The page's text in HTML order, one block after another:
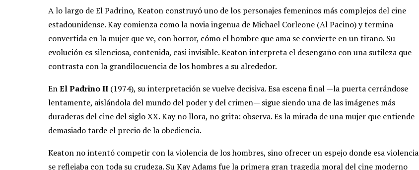
A lo largo de El Padrino, Keaton construyó uno de los personajes femeninos más complejos del cine
estadounidense. Kay comienza como la novia ingenua de Michael Corleone (Al Pacino) y termina
convertida en la mujer que ve, con horror, cómo el hombre que ama se convierte en un tirano. Su
evolución es silenciosa, contenida, casi invisible. Keaton interpreta el desengaño con una sutileza que
contrasta con la grandilocuencia de los hombres a su alrededor.
EnEl Padrino II (1974), su interpretación se vuelve decisiva. Esa escena final —la puerta cerrándose
lentamente, aislándola del mundo del poder y del crimen— sigue siendo una de las imágenes más
duraderas del cine del siglo XX. Kay no llora, no grita: observa. Es la mirada de una mujer que entiende
demasiado tarde el precio de la obediencia.
Keaton no intentó competir con la violencia de los hombres, sino ofrecer un espejo donde esa violencia
se reflejaba con toda su crudeza. Su Kay Adams fue la primera gran tragedia moral del cine moderno